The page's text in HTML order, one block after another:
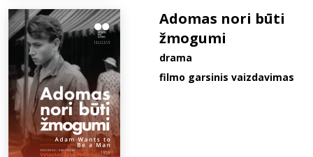
Adomas nori būti
žmogumi
drama
filmo garsinis vaizdavimas